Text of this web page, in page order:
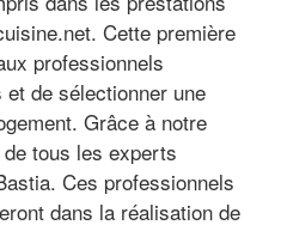
Cette première
professionnels
de sélectionner une
Grâce à notre
tous les experts
Ces professionnels
dans la réalisation de